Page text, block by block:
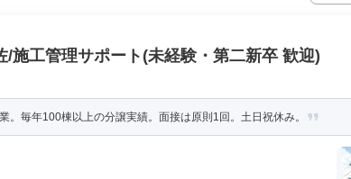
/施工管理サポート(未経験・第二新卒 歓迎)
。毎年100棟以上の分譲実績。面接は原則1回。土日祝休み。